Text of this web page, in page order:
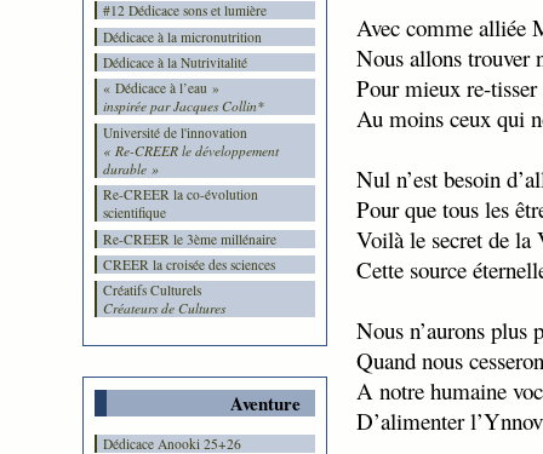
#12 Dédicace sons et lumière
Dédicace à la micronutrition
Dédicace à la Nutrivitalité
« Dédicace à l’eau »
inspirée par Jacques Collin*
Université de l'innovation
« Re-CREER le développement
durable »
Re-CREER la co-évolution
scientifique
Re-CREER le 3ème millénaire
CREER la croisée des sciences
Créatifs Culturels
Créateurs de Cultures
Aventure
Dédicace Anooki 25+26
Avec comme alliée
Nous allons trouver
Pour mieux re-
Au moins ceux qui
Nul n’est besoin
Pour que tous les
Voilà le secret de la
Cette source
Nous n’aurons plus
Quand nous
A notre humaine
D’alimenter